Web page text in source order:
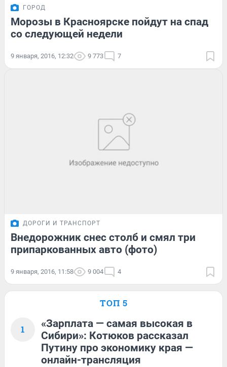
ГОРОД
Морозы в Красноярске пойдут на спад
со следующей недели
9 января, 2016, 12:32 9 773 7
ДОРОГИ И ТРАНСПОРТ
Внедорожник снес столб и смял три
припаркованных авто (фото)
9 января, 2016, 11:58 9 004 4
ТОП 5
1
«Зарплата — самая высокая в
Сибири»: Котюков рассказал
Путину про экономику края —
онлайн-трансляция